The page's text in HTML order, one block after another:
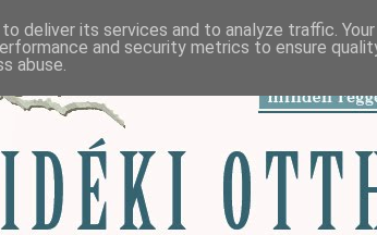
deliver its services and to analyze traffic.
and security metrics to ensure
abuse.